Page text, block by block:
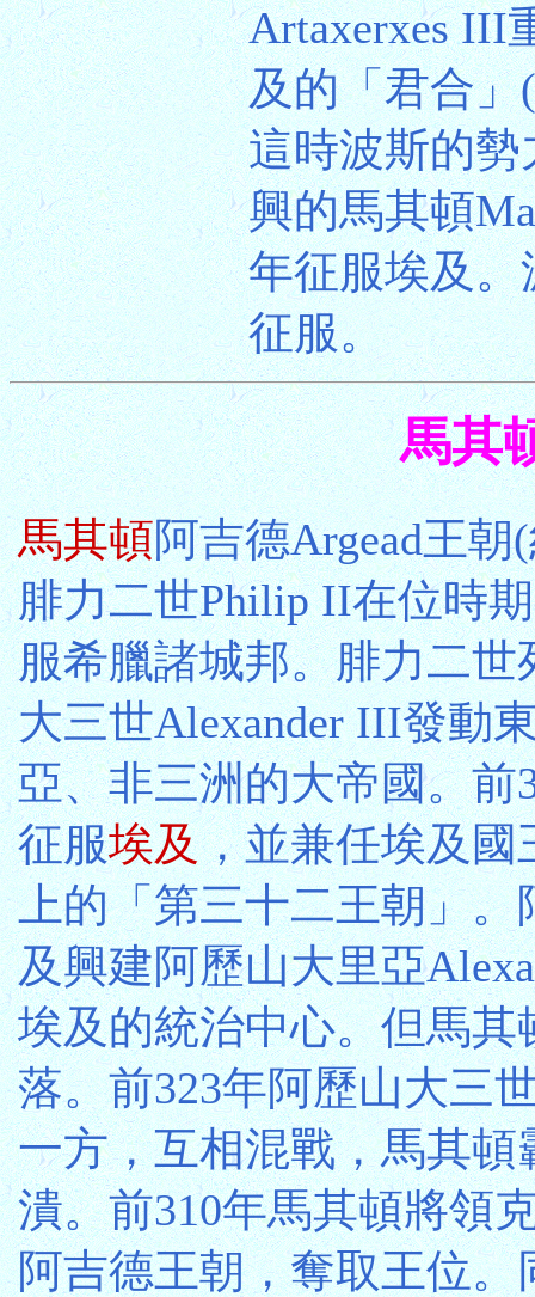
Artaxerxes III
及的「君合
這時波斯的勢
興的馬其頓
年征服埃及。
征服。
馬其
馬其頓阿吉德Argead王朝
腓力二世Philip II在位時
服希臘諸城邦。腓力二世
大三世Alexander III發動
亞、非三洲的大帝國。前
征服埃及，並兼任埃及國
上的「第三十二王朝」。
及興建阿歷山大里亞
埃及的統治中心。但馬其
落。前323年阿歷山大三
一方，互相混戰，馬其頓
潰。前310年馬其頓將領
阿吉德王朝，奪取王位。